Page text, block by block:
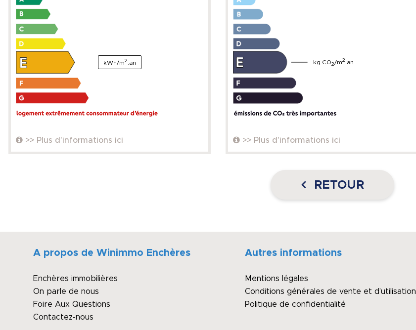
kWh/m2 .an
>> Plus d'informations ici
kg CO2/m2 .an
>> Plus d'informations ici
RETOUR
A propos de Winimmo Enchères
Enchères immobilières
On parle de nous
Foire Aux Questions
Contactez-nous
Autres informations
Mentions légales
Conditions générales de vente et d’utilisation
Politique de confidentialité